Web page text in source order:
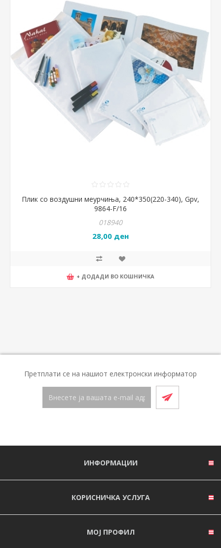
Плик со воздушни меурчиња, 240*350(220-340), Gpv,
9864-F/16
018940
28,00 ден
+ ДОДАДИ ВО КОШНИЧКА
Претплати се на нашиот електронски информатор
ИНФОРМАЦИИ
КОРИСНИЧКА УСЛУГА
МОЈ ПРОФИЛ